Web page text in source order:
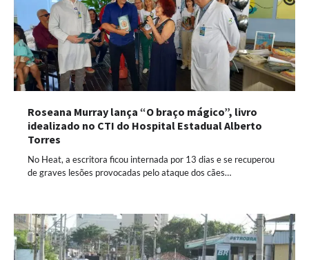
Roseana Murray lança “O braço mágico”, livro
idealizado no CTI do Hospital Estadual Alberto
Torres
No Heat, a escritora ficou internada por 13 dias e se recuperou
de graves lesões provocadas pelo ataque dos cães…